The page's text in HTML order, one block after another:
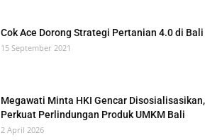
Cok Ace Dorong Strategi Pertanian 4.0 di Bali
15 September 2021
Megawati Minta HKI Gencar Disosialisasikan,
Perkuat Perlindungan Produk UMKM Bali
2 April 2026